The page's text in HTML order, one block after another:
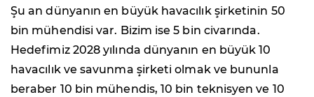
Şu an dünyanın en büyük havacılık şirketinin 50
bin mühendisi var. Bizim ise 5 bin civarında.
Hedefimiz 2028 yılında dünyanın en büyük 10
havacılık ve savunma şirketi olmak ve bununla
beraber 10 bin mühendis, 10 bin teknisyen ve 10